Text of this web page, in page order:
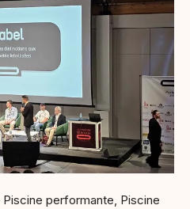
performante, Piscine